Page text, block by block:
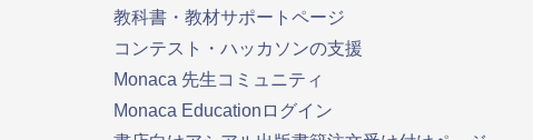
教科書・教材サポートページ
コンテスト・ハッカソンの支援
Monaca 先生コミュニティ
Monaca Educationログイン